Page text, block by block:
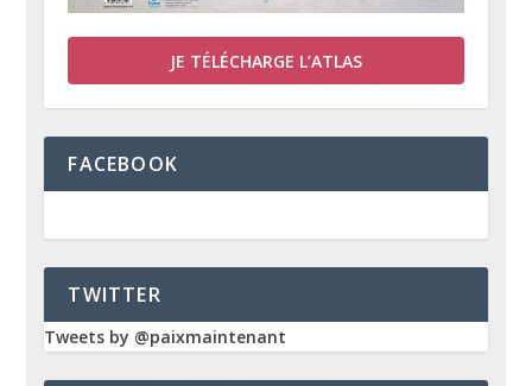
JE TÉLÉCHARGE L’ATLAS
FACEBOOK
TWITTER
Tweets by @paixmaintenant